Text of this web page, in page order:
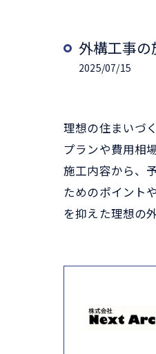
外構工事
2025/07/15
理想の住まいづ
プランや費用相
施工内容から、
ためのポイント
を抑えた理想の